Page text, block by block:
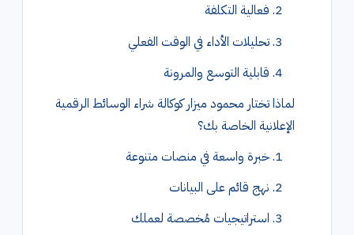
2. فعالية التكلفة
3. تحليلات الأداء في الوقت الفعلي
4. قابلية التوسع والمرونة
لماذا تختار محمود ميزار كوكالة شراء الوسائط الرقمية
الإعلانية الخاصة بك؟
1. خبرة واسعة في منصات متنوعة
2. نهج قائم على البيانات
3. استراتيجيات مُخصصة لعملك